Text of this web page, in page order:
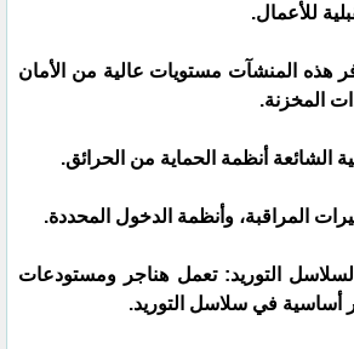
للأعمال.
هذه المنشآت مستويات عالية من الأمان
المخزنة.
الشائعة أنظمة الحماية من الحرائق.
المراقبة، وأنظمة الدخول المحددة.
التوريد: تعمل هناجر ومستودعات
أساسية في سلاسل التوريد.